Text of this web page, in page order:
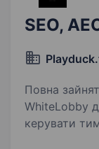
SEO,
Повна
WhiteLobby
керувати